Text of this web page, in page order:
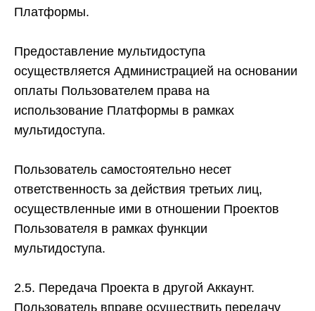
Платформы.
Предоставление мультидоступа
осуществляется Администрацией на основании
оплаты Пользователем права на
использование Платформы в рамках
мультидоступа.
Пользователь самостоятельно несет
ответственность за действия третьих лиц,
осуществленные ими в отношении Проектов
Пользователя в рамках функции
мультидоступа.
2.5. Передача Проекта в другой Аккаунт.
Пользователь вправе осуществить передачу